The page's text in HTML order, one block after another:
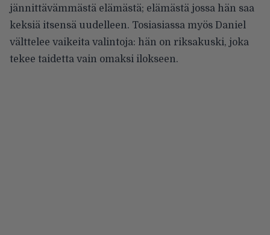
jännittävämmästä elämästä; elämästä jossa hän saa
keksiä itsensä uudelleen. Tosiasiassa myös Daniel
välttelee vaikeita valintoja: hän on riksakuski, joka
tekee taidetta vain omaksi ilokseen.